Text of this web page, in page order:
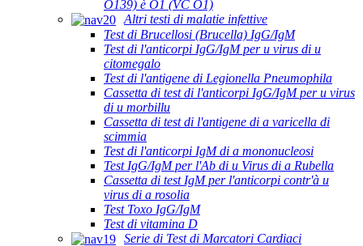
O139) è O1 (VC O1)
Altri testi di malatie infettive
Test di Brucellosi (Brucella) IgG/IgM
Test di l'anticorpi IgG/IgM per u virus di u
citomegalo
Test di l'antigene di Legionella Pneumophila
Cassetta di test di l'anticorpi IgG/IgM per u virus
di u morbillu
Cassetta di test di l'antigene di a varicella di
scimmia
Test di l'anticorpi IgM di a mononucleosi
Test IgG/IgM per l'Ab di u Virus di a Rubella
Cassetta di test IgM per l'anticorpi contr'à u
virus di a rosolia
Test Toxo IgG/IgM
Test di vitamina D
Serie di Test di Marcatori Cardiaci